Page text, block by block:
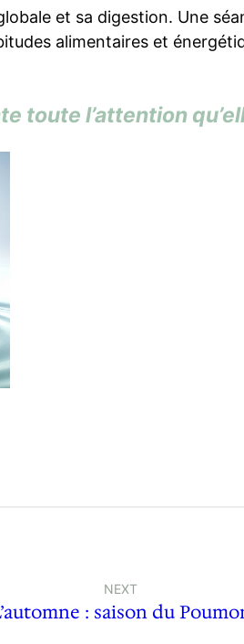
et sa digestion. Une
alimentaires et
toute l’attention
NEXT
: saison du